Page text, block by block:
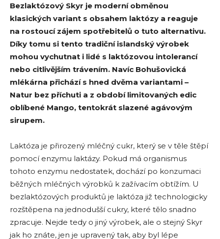
Bezlaktózový Skyr je moderní obměnou
klasických variant s obsahem laktózy a reaguje
na rostoucí zájem spotřebitelů o tuto alternativu.
Díky tomu si tento tradiční islandský výrobek
mohou vychutnat i lidé s laktózovou intolerancí
nebo citlivějším trávením. Navíc Bohušovická
mlékárna přichází s hned dvěma variantami –
Natur bez příchuti a z období limitovaných edic
oblíbené Mango, tentokrát slazené agávovým
sirupem.
Laktóza je přirozený mléčný cukr, který se v těle štěpí
pomocí enzymu laktázy. Pokud má organismus
tohoto enzymu nedostatek, dochází po konzumaci
běžných mléčných výrobků k zažívacím obtížím. U
bezlaktózových produktů je laktóza již technologicky
rozštěpena na jednodušší cukry, které tělo snadno
zpracuje. Nejde tedy o jiný výrobek, ale o stejný Skyr
jak ho znáte, jen je upravený tak, aby byl lépe